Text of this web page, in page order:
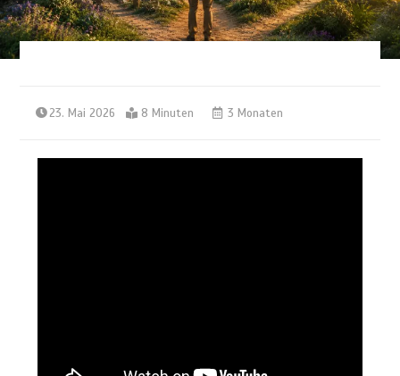
23. Mai 2026 8 Minuten 3 Monaten